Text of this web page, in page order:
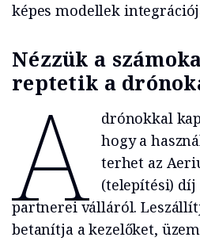
képes modellek
Nézzük a
reptetik a
A
drónokkal
hogy a
terhet az
(telepítési) díj
partnerei válláról.
betanítja a kezelőket,